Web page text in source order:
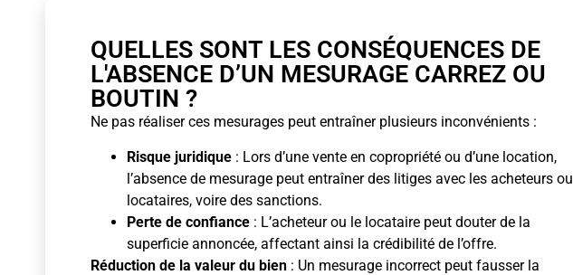
QUELLES SONT LES CONSÉQUENCES DE
L'ABSENCE D’UN MESURAGE CARREZ OU
BOUTIN ?
Ne pas réaliser ces mesurages peut entraîner plusieurs inconvénients :
Risque juridique : Lors d’une vente en copropriété ou d’une location,
l’absence de mesurage peut entraîner des litiges avec les acheteurs ou
locataires, voire des sanctions.
Perte de confiance : L’acheteur ou le locataire peut douter de la
superficie annoncée, affectant ainsi la crédibilité de l’offre.
Réduction de la valeur du bien : Un mesurage incorrect peut fausser la